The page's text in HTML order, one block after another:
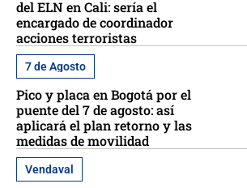
del ELN en Cali: sería el
encargado de coordinador
acciones terroristas
7 de Agosto
Pico y placa en Bogotá por el
puente del 7 de agosto: así
aplicará el plan retorno y las
medidas de movilidad
Vendaval